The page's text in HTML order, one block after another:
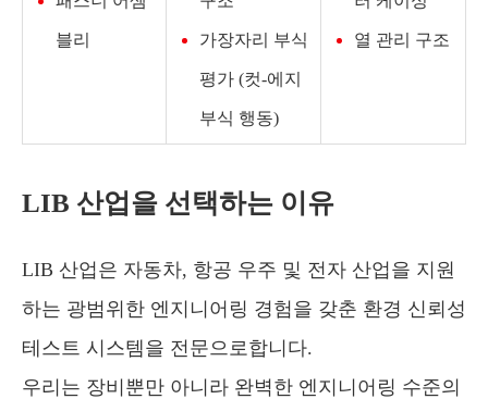
블리 가장자리 부식
평가 (컷-에지
부식 행동)
열 관리 구조
LIB 산업을 선택하는 이유
LIB 산업은 자동차, 항공 우주 및 전자 산업을 지원
하는 광범위한 엔지니어링 경험을 갖춘 환경 신뢰성
테스트 시스템을 전문으로합니다.
우리는 장비뿐만 아니라 완벽한 엔지니어링 수준의